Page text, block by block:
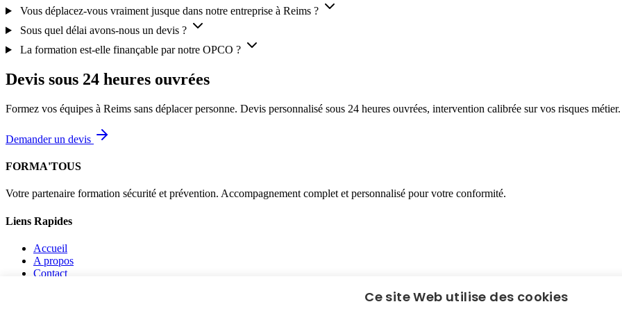
Vous déplacez-vous vraiment jusque dans notre entreprise à Reims ?
Sous quel délai avons-nous un devis ?
La formation est-elle finançable par notre OPCO ?
Devis sous 24 heures ouvrées
Formez vos équipes à Reims sans déplacer personne. Devis personnalisé sous 24 heures ouvrées, intervention calibrée sur vos risques métier.
Demander un devis
FORMA'TOUS
Votre partenaire formation sécurité et prévention. Accompagnement complet et personnalisé pour votre conformité.
Liens Rapides
Accueil
A propos
Contact
Ce site Web utilise des cookies